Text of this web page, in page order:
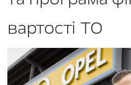
вартості ТО